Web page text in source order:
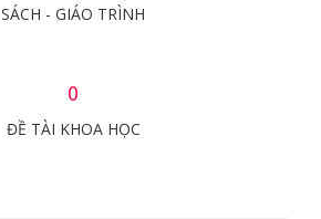
SÁCH - GIÁO TRÌNH
0
ĐỀ TÀI KHOA HỌC